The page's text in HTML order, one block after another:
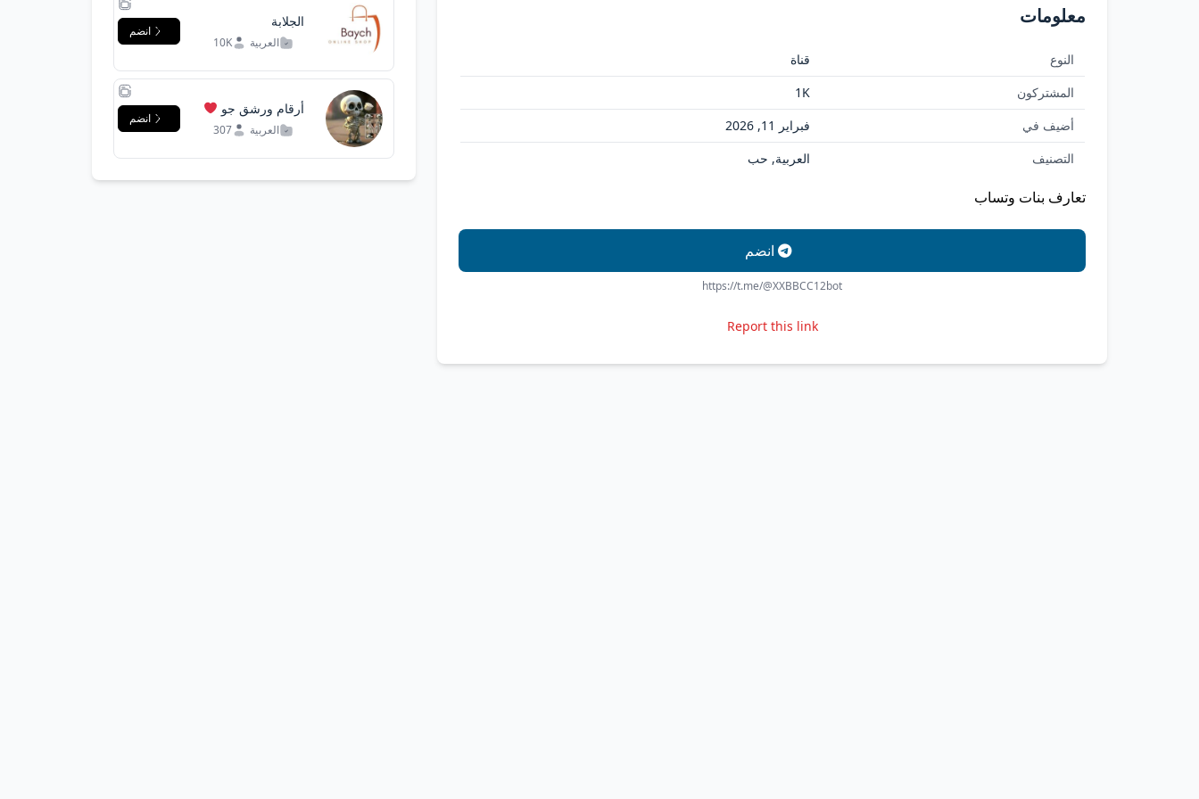
معلومات
النوع
قناة
المشتركون
1K
أضيف في
فبراير 11, 2026
التصنيف
العربية, حب
تعارف بنات وتساب
انضم
https://t.me/@XXBBCC12bot
Report this link
الجلابة
المغربية(رجال)
العربية 10K
انضم
أرقام ورشق جو
العربية 307
انضم